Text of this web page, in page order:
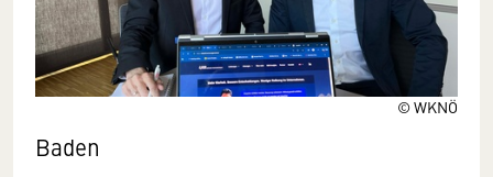
© WKNÖ
Baden